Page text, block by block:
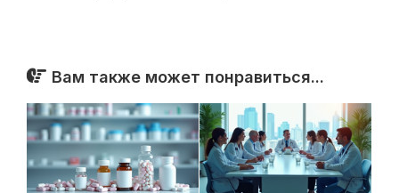
Вам также может понравиться...